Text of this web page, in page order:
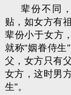
辈份不同
贴，如女方有
辈份小于女方
就称“姻眷侍
父，女方只有
女方，这时男
生"。